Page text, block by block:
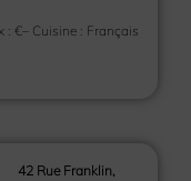
:€– Cuisine : Français
42 Rue Franklin,